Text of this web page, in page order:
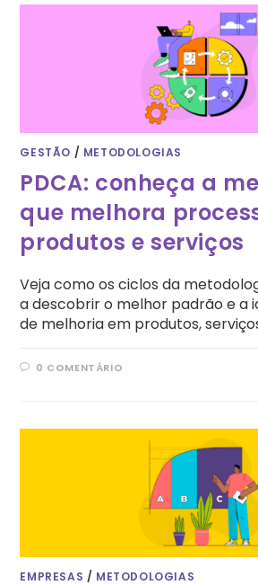
GESTÃO / METODOLOGIAS
PDCA: conheça a
que melhora
produtos e serviços
Veja como os ciclos da
a descobrir o melhor padrão e a
de melhoria em produtos,
0 COMENTÁRIO
EMPRESAS / METODOLOGIAS